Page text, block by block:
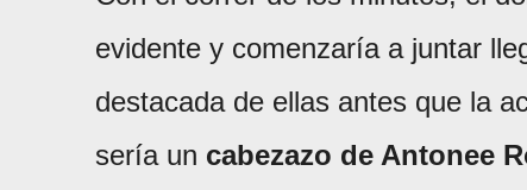
evidente y comenzaría a juntar
destacada de ellas antes que la
sería un cabezazo de Antonee